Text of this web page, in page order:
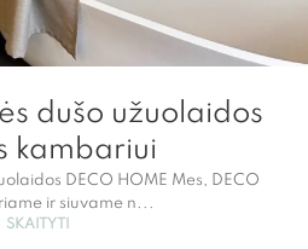
dušo užuolaidos
kambariui
DECO HOME Mes, DECO
ir siuvame n...
SKAITYTI